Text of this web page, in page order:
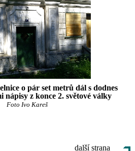
o pár set metrů dál s dodnes
nápisy z konce 2. světové války
Foto Ivo Kareš
další strana